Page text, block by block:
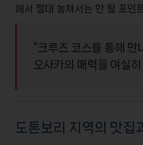
에서 절대 놓쳐서는 안 될 포인
“크루즈 코스를 통해 만
오사카의 매력을 여실
도톤보리 지역의 맛집